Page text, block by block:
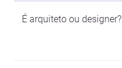
É arquiteto ou designer?